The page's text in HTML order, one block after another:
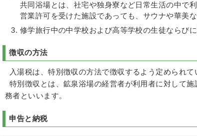
共同浴場とは、社宅や独身寮など日常生活の中で
営業許可を受けた施設であっても、サウナや華美
修学旅行中の中学校および高等学校の生徒ならび
徴収の方法
入湯税は、特別徴収の方法で徴収するよう定められて
特別徴収とは、鉱泉浴場の経営者が利用者に対して
務者といいます。
申告と納税